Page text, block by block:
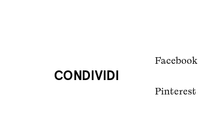
CONDIVIDI
Facebook
Pinterest